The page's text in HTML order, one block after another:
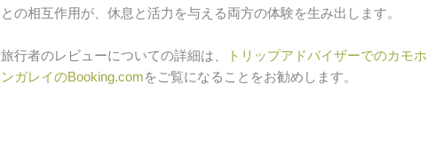
の相互作用が、休息と活力を与える両方の体験を生み出します。
行者のレビューについての詳細は、
トリップアドバイザーでのカモホ
ガレイのBooking.comをご覧になることをお勧めします。